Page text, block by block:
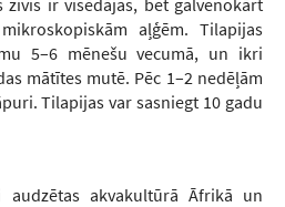
zivis ir visēdājas, bet galvenokārt
aļģēm. Tilapijas
5–6 mēnešu vecumā, un ikri
mātītes mutē. Pēc 1–2 nedēļām
Tilapijas var sasniegt 10 gadu
audzētas akvakultūrā Āfrikā un